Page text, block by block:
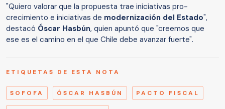
"Quiero valorar que la propuesta trae iniciativas pro-
crecimiento e iniciativas de modernización del Estado",
destacó Óscar Hasbún, quien apuntó que "creemos que
ese es el camino en el que Chile debe avanzar fuerte".
ETIQUETAS DE ESTA NOTA
SOFOFA ÓSCAR HASBÚN PACTO FISCAL